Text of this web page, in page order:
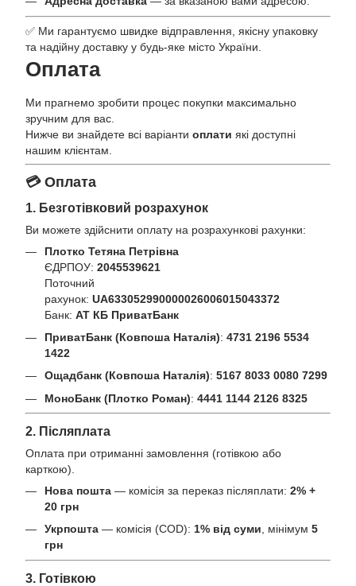
✅ Ми гарантуємо швидке відправлення, якісну упаковку
та надійну доставку у будь-яке місто України.
Оплата
Ми прагнемо зробити процес покупки максимально
зручним для вас.
Нижче ви знайдете всі варіанти оплати які доступні
нашим клієнтам.
💳 Оплата
1. Безготівковий розрахунок
Ви можете здійснити оплату на розрахункові рахунки:
Плотко Тетяна Петрівна
ЄДРПОУ: 2045539621
Поточний
рахунок: UA633052990000026006015043372
Банк: АТ КБ ПриватБанк
ПриватБанк (Ковпоша Наталія): 4731 2196 5534
1422
Ощадбанк (Ковпоша Наталія): 5167 8033 0080 7299
МоноБанк (Плотко Роман): 4441 1144 2126 8325
2. Післяплата
Оплата при отриманні замовлення (готівкою або
карткою).
Нова пошта — комісія за переказ післяплати: 2% +
20 грн
Укрпошта — комісія (COD): 1% від суми, мінімум 5
грн
3. Готівкою